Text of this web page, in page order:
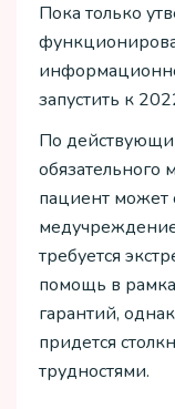
Пока только
запустить к
По
обязательного
пациент может
требуется
помощь в
гарантий,
придется
трудностями.